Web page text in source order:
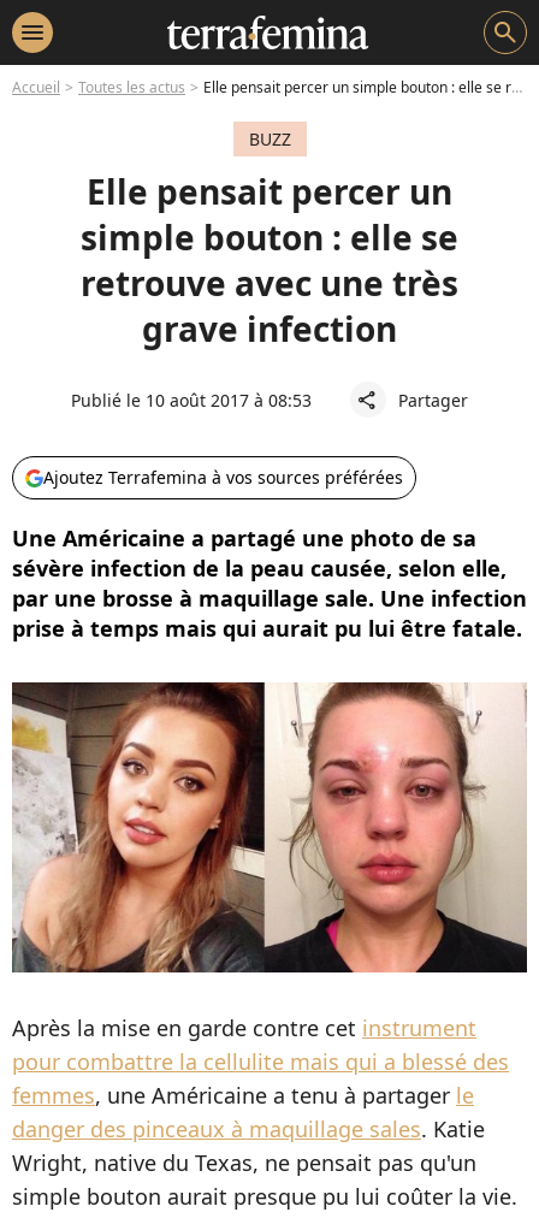
menu search
Accueil Toutes les actus Elle pensait percer un simple bouton : elle se retrouve avec une très grave infection
BUZZ
Elle pensait percer un
simple bouton : elle se
retrouve avec une très
grave infection
Publié le 10 août 2017 à 08:53 share Partager
Ajoutez Terrafemina à vos sources préférées
Une Américaine a partagé une photo de sa
sévère infection de la peau causée, selon elle,
par une brosse à maquillage sale. Une infection
prise à temps mais qui aurait pu lui être fatale.
Après la mise en garde contre cet instrument
pour combattre la cellulite mais qui a blessé des
femmes, une Américaine a tenu à partager le
danger des pinceaux à maquillage sales. Katie
Wright, native du Texas, ne pensait pas qu'un
simple bouton aurait presque pu lui coûter la vie.